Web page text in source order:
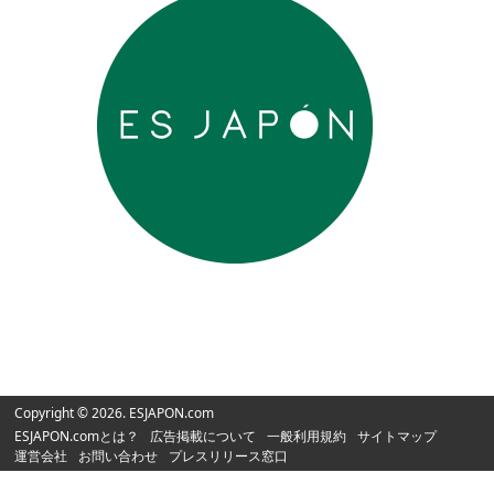
Copyright © 2026. ESJAPON.com
ESJAPON.comとは？
広告掲載について 一般利用規約
サイトマップ
運営会社
お問い合わせ プレスリリース窓口